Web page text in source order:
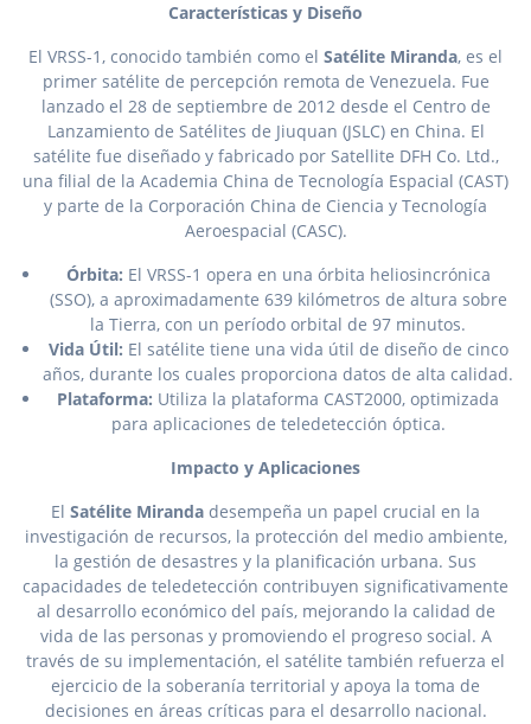
Características y Diseño
El VRSS-1, conocido también como el Satélite Miranda, es el
primer satélite de percepción remota de Venezuela. Fue
lanzado el 28 de septiembre de 2012 desde el Centro de
Lanzamiento de Satélites de Jiuquan (JSLC) en China. El
satélite fue diseñado y fabricado por Satellite DFH Co. Ltd.,
una filial de la Academia China de Tecnología Espacial (CAST)
y parte de la Corporación China de Ciencia y Tecnología
Aeroespacial (CASC).
Órbita: El VRSS-1 opera en una órbita heliosincrónica
(SSO), a aproximadamente 639 kilómetros de altura sobre
la Tierra, con un período orbital de 97 minutos.
Vida Útil: El satélite tiene una vida útil de diseño de cinco
años, durante los cuales proporciona datos de alta calidad.
Plataforma: Utiliza la plataforma CAST2000, optimizada
para aplicaciones de teledetección óptica.
Impacto y Aplicaciones
El Satélite Miranda desempeña un papel crucial en la
investigación de recursos, la protección del medio ambiente,
la gestión de desastres y la planificación urbana. Sus
capacidades de teledetección contribuyen significativamente
al desarrollo económico del país, mejorando la calidad de
vida de las personas y promoviendo el progreso social. A
través de su implementación, el satélite también refuerza el
ejercicio de la soberanía territorial y apoya la toma de
decisiones en áreas críticas para el desarrollo nacional.